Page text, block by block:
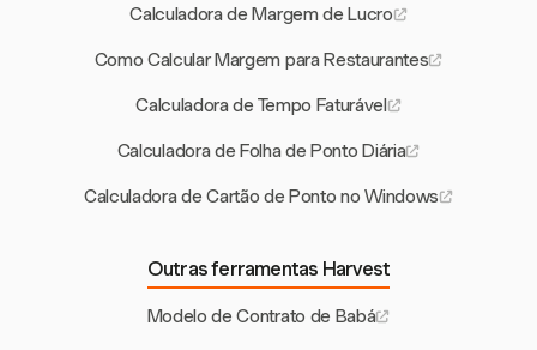
Calculadora de Margem de Lucro
Como Calcular Margem para Restaurantes
Calculadora de Tempo Faturável
Calculadora de Folha de Ponto Diária
Calculadora de Cartão de Ponto no Windows
Outras ferramentas Harvest
Modelo de Contrato de Babá